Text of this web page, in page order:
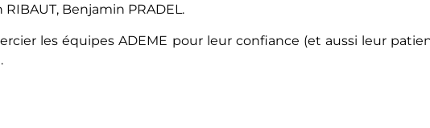
RIBAUT, Benjamin PRADEL.
les équipes ADEME pour leur confiance (et aussi leur